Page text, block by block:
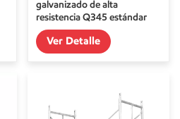
galvanizado de alta
resistencia Q345 estándar
Ver Detalle